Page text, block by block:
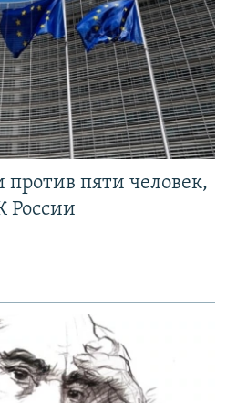
против пяти человек,
России